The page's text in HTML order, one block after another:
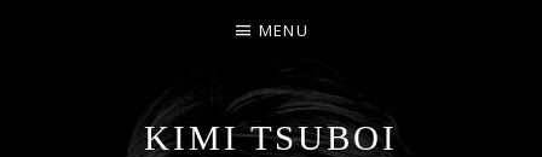
KIMI TSUBOI
MENU